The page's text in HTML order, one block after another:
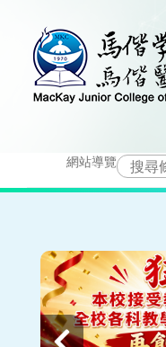
容
網站導覽